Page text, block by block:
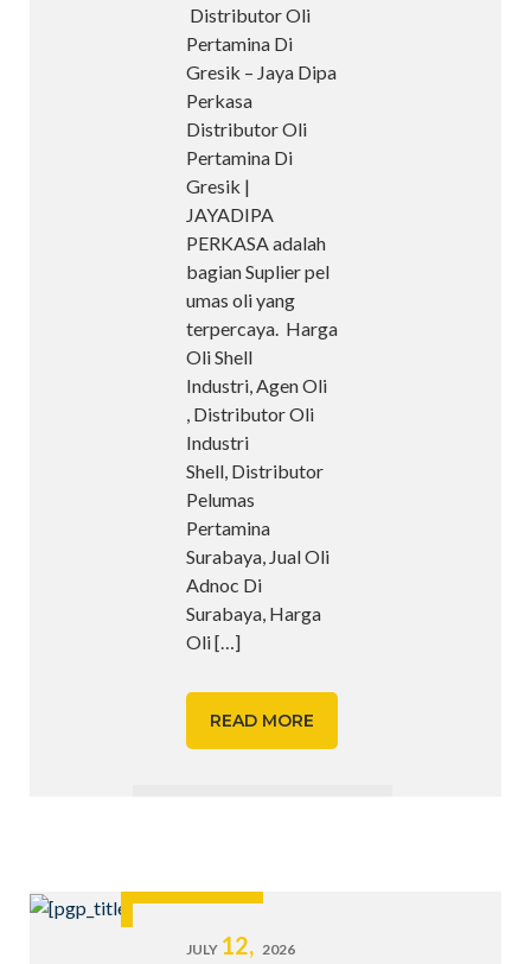
Distributor Oli
Pertamina Di
Gresik – Jaya Dipa
Perkasa
Distributor Oli
Pertamina Di
Gresik |
JAYADIPA
PERKASA adalah
bagian Suplier pel
umas oli yang
terpercaya. Harga
Oli Shell
Industri, Agen Oli
, Distributor Oli
Industri
Shell, Distributor
Pelumas
Pertamina
Surabaya, Jual Oli
Adnoc Di
Surabaya, Harga
Oli[…]
READ MORE
JULY 12, 2026